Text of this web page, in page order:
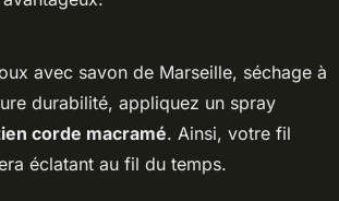
avec savon de Marseille, séchage à
durabilité, appliquez un spray
corde macramé. Ainsi, votre fil
éclatant au fil du temps.